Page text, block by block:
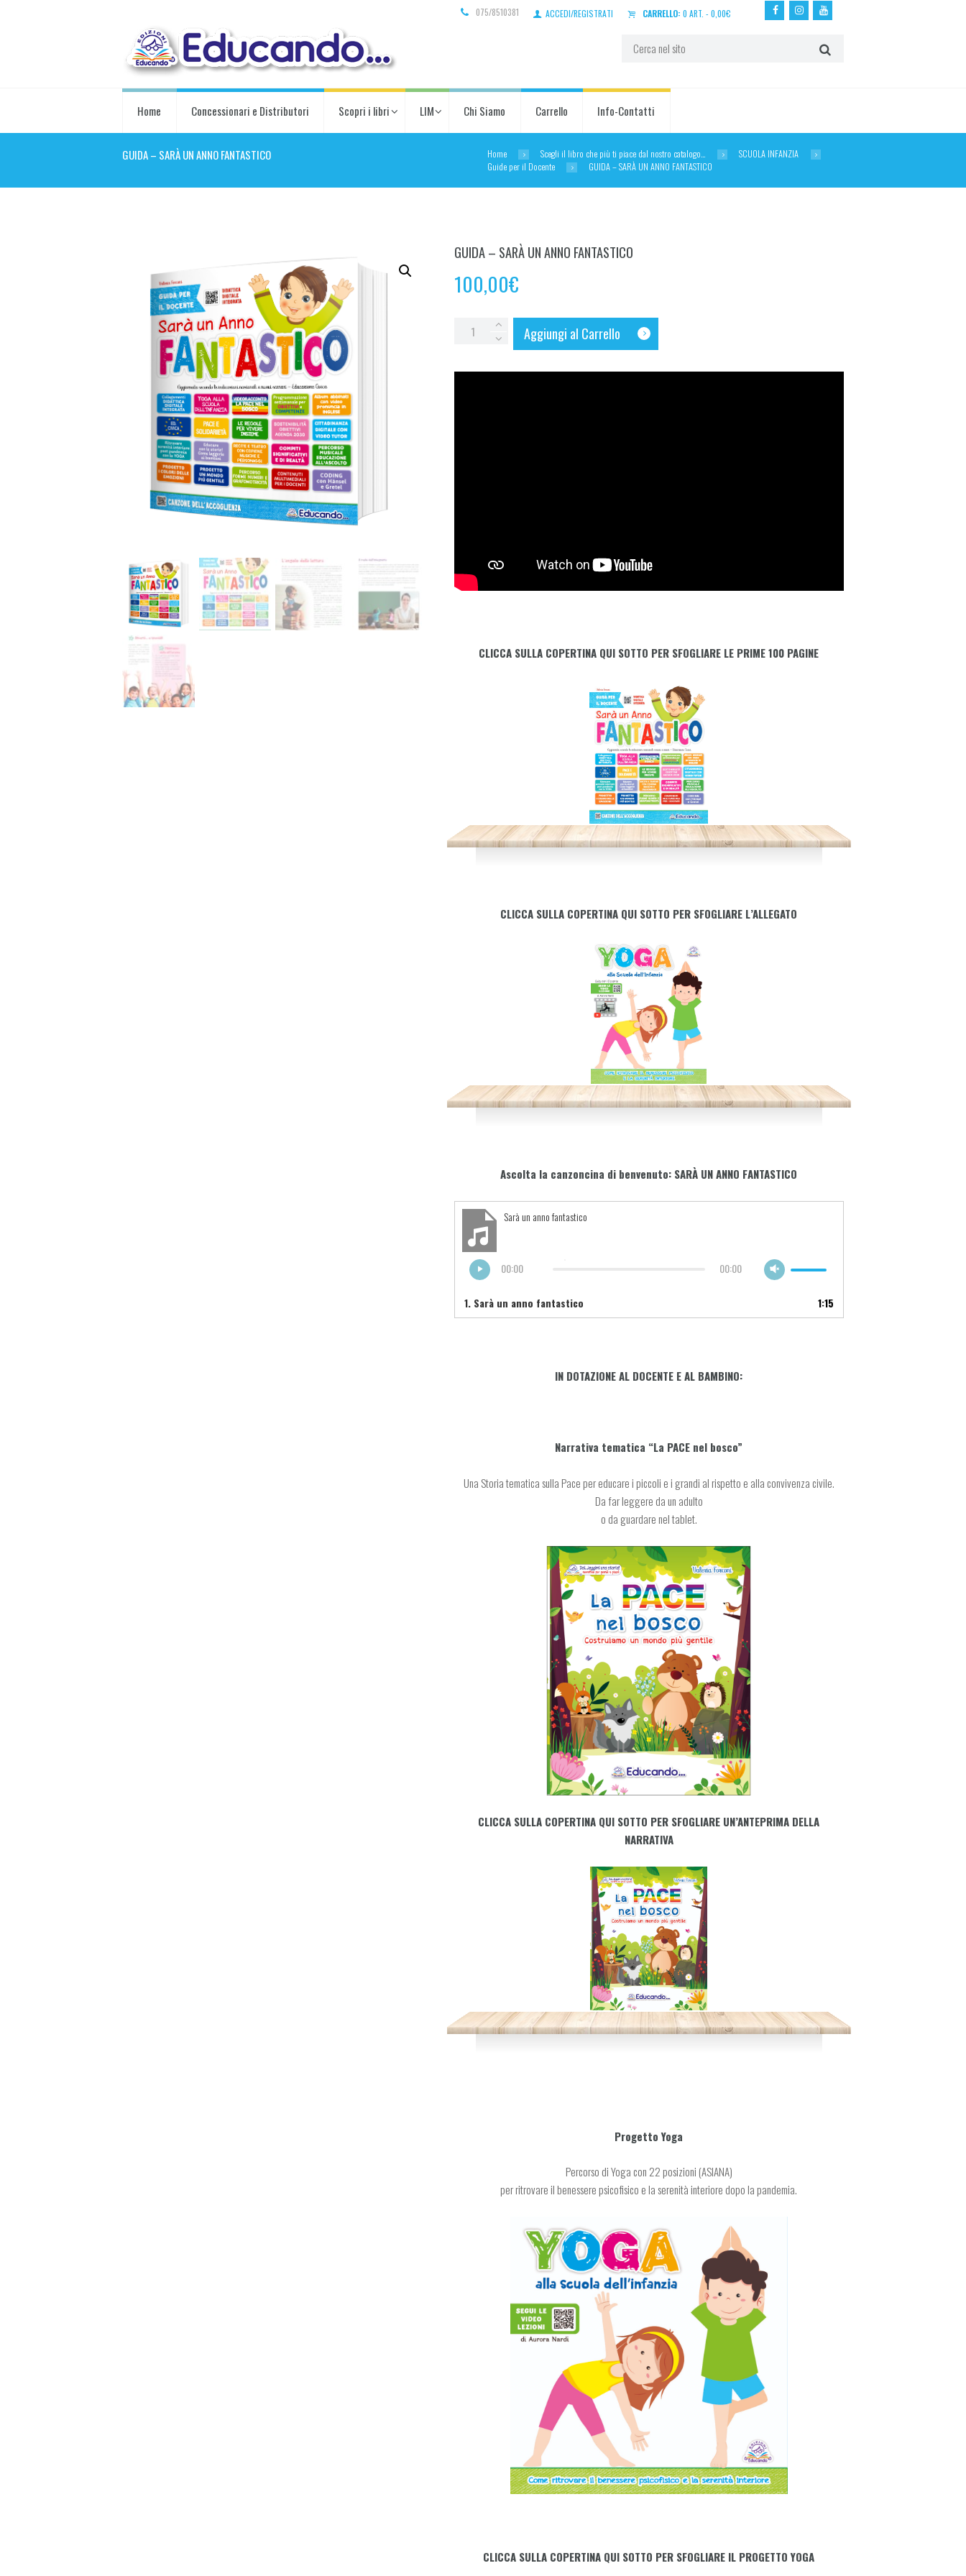
075/8510381 ACCEDI/REGISTRATI CARRELLO: 0 ART. - 0,00€
Home Concessionari e Distributori Scopri i libri LIM Chi Siamo Carrello Info-Contatti
GUIDA – SARÀ UN ANNO FANTASTICO Home Scegli il libro che più ti piace dal nostro catalogo…
SCUOLA INFANZIA
Guide per il Docente
GUIDA – SARÀ UN ANNO FANTASTICO
GUIDA – SARÀ UN ANNO FANTASTICO
100,00€
GUIDA
Aggiungi al Carrello
CLICCA SULLA COPERTINA QUI SOTTO PER SFOGLIARE LE PRIME 100 PAGINE
CLICCA SULLA COPERTINA QUI SOTTO PER SFOGLIARE L’ALLEGATO
Ascolta la canzoncina di benvenuto: SARÀ UN ANNO FANTASTICO
Sarà un anno fantastico
00:00 00:00
1. Sarà un anno fantastico 1:15
IN DOTAZIONE AL DOCENTE E AL BAMBINO:
Narrativa tematica “La PACE nel bosco”
Una Storia tematica sulla Pace per educare i piccoli e i grandi al rispetto e alla convivenza civile.
Da far leggere da un adulto
o da guardare nel tablet.
CLICCA SULLA COPERTINA QUI SOTTO PER SFOGLIARE UN’ANTEPRIMA DELLA
NARRATIVA
Progetto Yoga
Percorso di Yoga con 22 posizioni (ASIANA)
per ritrovare il benessere psicofisico e la serenità interiore dopo la pandemia.
CLICCA SULLA COPERTINA QUI SOTTO PER SFOGLIARE IL PROGETTO YOGA